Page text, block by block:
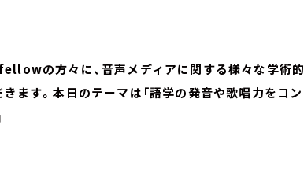
の方々に、音声メディアに関する様々な学術的
ます。本日のテーマは「語学の発音や歌唱力をコン